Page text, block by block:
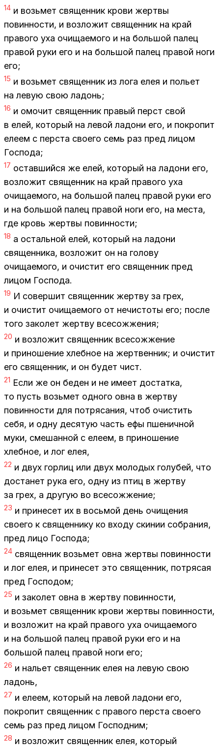
14 и возь­мет свя­щен­ник кро­ви жерт­вы
по­вин­но­сти, и воз­ло­жит свя­щен­ник на край
пра­во­го уха очи­ща­е­мо­го и на боль­шой па­лец
пра­вой руки его и на боль­шой па­лец пра­вой ноги
его;
15 и возь­мет свя­щен­ник из лога елея и по­льет
на ле­вую свою ла­донь;
16 и омо­чит свя­щен­ник пра­вый перст свой
в елей, ко­то­рый на ле­вой ла­до­ни его, и по­кро­пит
еле­ем с пер­ста сво­е­го семь раз пред ли­цом
Гос­по­да;
17 остав­ший­ся же елей, ко­то­рый на ла­до­ни его,
воз­ло­жит свя­щен­ник на край пра­во­го уха
очи­ща­е­мо­го, на боль­шой па­лец пра­вой руки его
и на боль­шой па­лец пра­вой ноги его, на ме­ста,
где кровь жерт­вы по­вин­но­сти;
18 а осталь­ной елей, ко­то­рый на ла­до­ни
свя­щен­ни­ка, воз­ло­жит он на го­ло­ву
очи­ща­е­мо­го, и очи­стит его свя­щен­ник пред
ли­цом Гос­по­да.
19 И со­вер­шит свя­щен­ник жерт­ву за грех,
и очи­стит очи­ща­е­мо­го от нечи­сто­ты его; по­сле
того за­ко­лет жерт­ву все­со­жже­ния;
20 и воз­ло­жит свя­щен­ник все­со­жже­ние
и при­но­ше­ние хлеб­ное на жерт­вен­ник; и очи­стит
его свя­щен­ник, и он бу­дет чист.
21 Если же он бе­ден и не име­ет до­стат­ка,
то пусть возь­мет од­но­го овна в жерт­ву
по­вин­но­сти для по­тря­са­ния, чтоб очи­стить
себя, и одну де­ся­тую часть ефы пше­нич­ной
муки, сме­шан­ной с еле­ем, в при­но­ше­ние
хлеб­ное, и лог елея,
22 и двух гор­лиц или двух мо­ло­дых го­лу­бей, что
до­ста­нет рука его, одну из птиц в жерт­ву
за грех, а дру­гую во все­со­жже­ние;
23 и при­не­сет их в вось­мой день очи­ще­ния
сво­е­го к свя­щен­ни­ку ко вхо­ду ски­нии со­бра­ния,
пред лицо Гос­по­да;
24 свя­щен­ник возь­мет овна жерт­вы по­вин­но­сти
и лог елея, и при­не­сет это свя­щен­ник, по­тря­сая
пред Гос­по­дом;
25 и за­ко­лет овна в жерт­ву по­вин­но­сти,
и возь­мет свя­щен­ник кро­ви жерт­вы по­вин­но­сти,
и воз­ло­жит на край пра­во­го уха очи­ща­е­мо­го
и на боль­шой па­лец пра­вой руки его и на
боль­шой па­лец пра­вой ноги его;
26 и на­льет свя­щен­ник елея на ле­вую свою
ла­донь,
27 и еле­ем, ко­то­рый на ле­вой ла­до­ни его,
по­кро­пит свя­щен­ник с пра­во­го пер­ста сво­е­го
семь раз пред ли­цом Гос­под­ним;
28 и воз­ло­жит свя­щен­ник елея, ко­то­рый